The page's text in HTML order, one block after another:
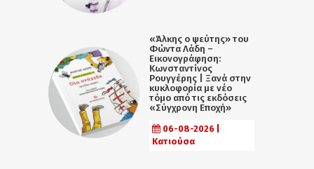
«Άλκης ο ψεύτης» του
Φώντα Λάδη –
Εικονογράφηση:
Κωνσταντίνος
Ρουγγέρης | Ξανά στην
κυκλοφορία με νέο
τόμο από τις εκδόσεις
«Σύγχρονη Εποχή»
06-08-2026 |
Κατιούσα